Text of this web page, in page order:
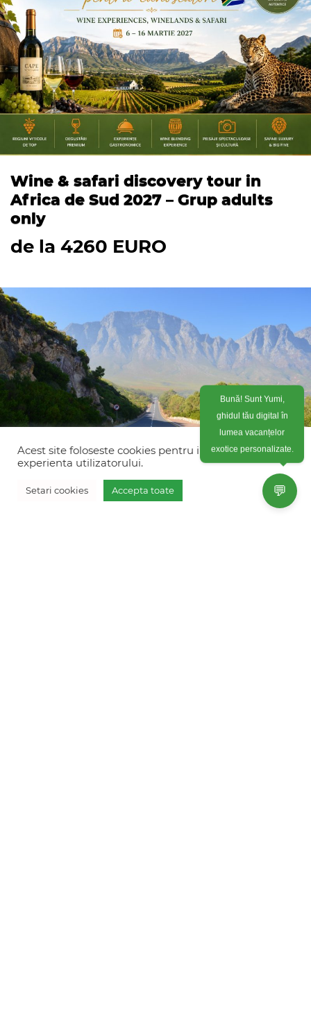
Wine & safari discovery tour in
Africa de Sud 2027 – Grup adults
only
de la 4260 EURO
Acest site foloseste cookies pentru imbunatati
experienta utilizatorului.
Setari cookies Accepta toate 💬
Bună! Sunt Yumi,
ghidul tău digital în
lumea vacanțelor
exotice personalizate.